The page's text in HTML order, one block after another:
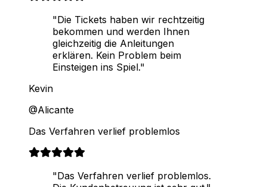
"Die Tickets haben wir rechtzeitig
bekommen und werden Ihnen
gleichzeitig die Anleitungen
erklären. Kein Problem beim
Einsteigen ins Spiel."
Kevin
@Alicante
Das Verfahren verlief problemlos
"Das Verfahren verlief problemlos.